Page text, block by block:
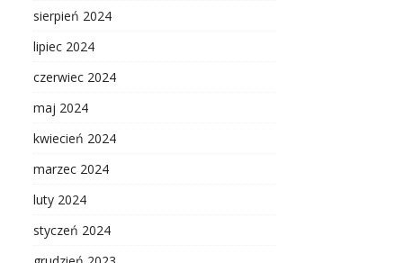
sierpień 2024
lipiec 2024
czerwiec 2024
maj 2024
kwiecień 2024
marzec 2024
luty 2024
styczeń 2024